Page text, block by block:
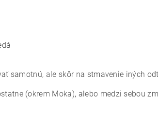
samotnú, ale skôr na stmavenie iných
(okrem Moka), alebo medzi sebou